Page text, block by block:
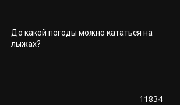
До какой погоды можно кататься на
лыжах?
11834